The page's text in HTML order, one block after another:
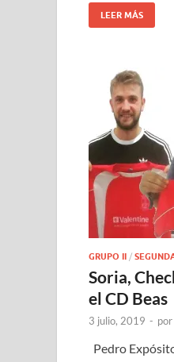
LEER MÁS
GRUPO II /
Soria,
el CD Beas
3 julio, 2019 - por
Pedro